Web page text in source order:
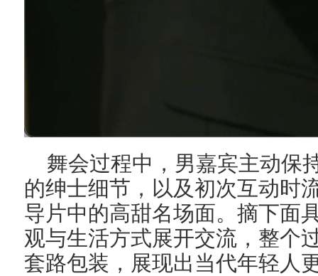
舞会过程中，男嘉宾主动保
的绅士细节，以及初次互动时
导片中的高甜名场面。摘下面
观与生活方式展开交流，整个
套路包装，展现出当代年轻人